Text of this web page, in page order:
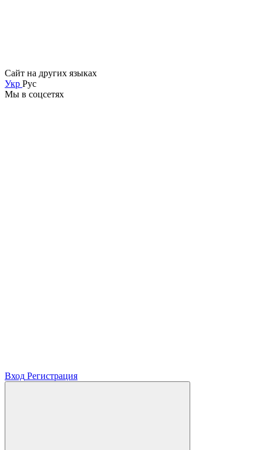
Сайт на других языках
Укр Рус
Мы в соцсетях
Вход Регистрация